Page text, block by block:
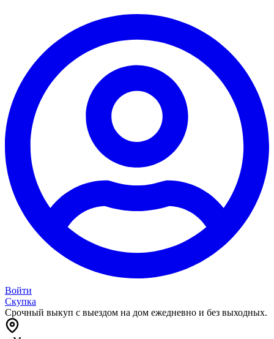
Войти
Скупка
Срочный выкуп с выездом на дом ежедневно и без выходных.